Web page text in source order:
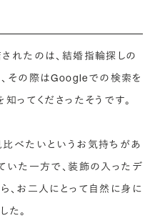
れたのは、結婚指輪探しの
その際はGoogleでの検索を
ってくださったそうです。
べたいというお気持ちがあ
いた一方で、装飾の入ったデ
、お二人にとって自然に身に
た。